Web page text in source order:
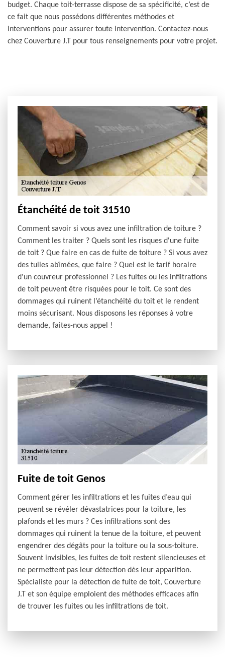
budget. Chaque toit-terrasse dispose de sa spécificité, c’est de
ce fait que nous possédons différentes méthodes et
interventions pour assurer toute intervention. Contactez-nous
chez Couverture J.T pour tous renseignements pour votre projet.
Étanchéité de toit 31510
Comment savoir si vous avez une infiltration de toiture ?
Comment les traiter ? Quels sont les risques d'une fuite
de toit ? Que faire en cas de fuite de toiture ? Si vous avez
des tuiles abîmées, que faire ? Quel est le tarif horaire
d'un couvreur professionnel ? Les fuites ou les infiltrations
de toit peuvent être risquées pour le toit. Ce sont des
dommages qui ruinent l’étanchéité du toit et le rendent
moins sécurisant. Nous disposons les réponses à votre
demande, faites-nous appel !
Fuite de toit Genos
Comment gérer les infiltrations et les fuites d’eau qui
peuvent se révéler dévastatrices pour la toiture, les
plafonds et les murs ? Ces infiltrations sont des
dommages qui ruinent la tenue de la toiture, et peuvent
engendrer des dégâts pour la toiture ou la sous-toiture.
Souvent invisibles, les fuites de toit restent silencieuses et
ne permettent pas leur détection dès leur apparition.
Spécialiste pour la détection de fuite de toit, Couverture
J.T et son équipe emploient des méthodes efficaces afin
de trouver les fuites ou les infiltrations de toit.